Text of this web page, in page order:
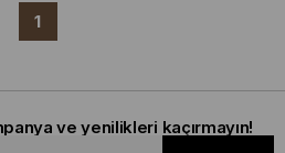
1
ve yenilikleri kaçırmayın!